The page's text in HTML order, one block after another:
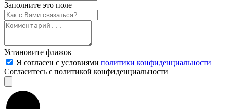
Заполните это поле
Установите флажок
Я согласен с условиями политики конфиденциальности
Согласитесь с политикой конфиденциальности